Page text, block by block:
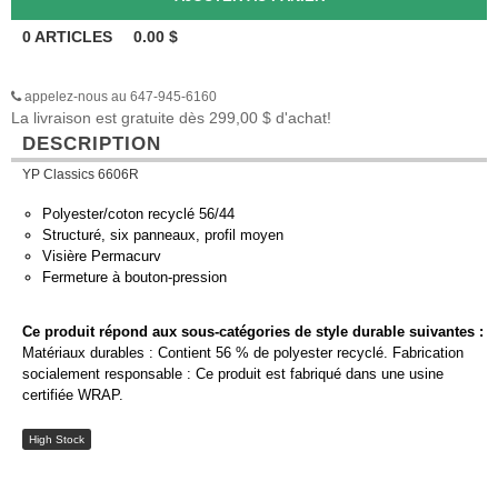
0ARTICLES 0.00 $
appelez-nous au 647-945-6160
La livraison est gratuite dès 299,00 $ d'achat!
DESCRIPTION
YP Classics 6606R
Polyester/coton recyclé 56/44
Structuré, six panneaux, profil moyen
Visière Permacurv
Fermeture à bouton-pression
Ce produit répond aux sous-catégories de style durable suivantes :
Matériaux durables : Contient 56 % de polyester recyclé. Fabrication
socialement responsable : Ce produit est fabriqué dans une usine
certifiée WRAP.
High Stock